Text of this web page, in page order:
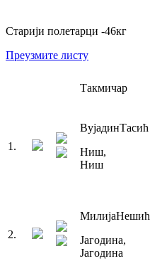
Старији полетарци -46кг
Преузмите листу
Такмичар
1 .
ВујадинТасић
Ниш,
Ниш
2.
МилијаНешић
Јагодина,
Јагодина